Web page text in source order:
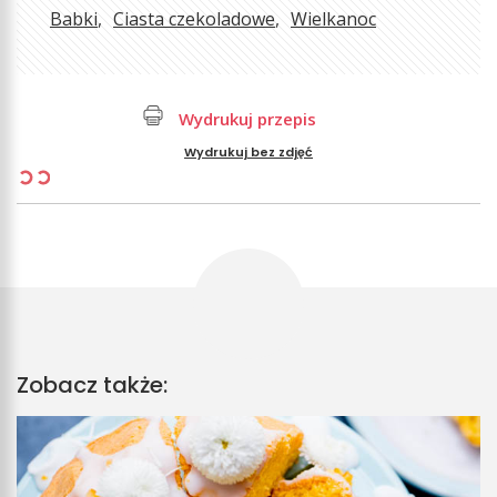
Babki Ciasta czekoladowe Wielkanoc
Wydrukuj przepis
Wydrukuj bez zdjęć
Zobacz także: